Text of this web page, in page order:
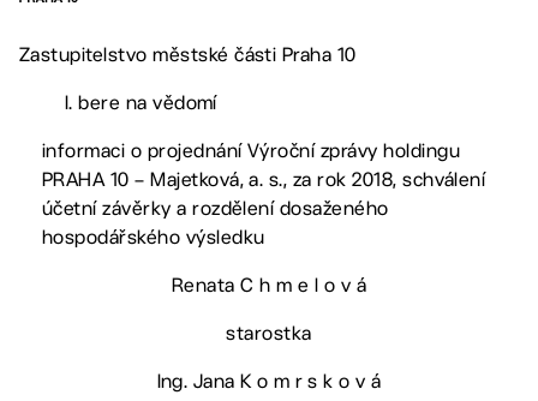
Zastupitelstvo městské části Praha 10
I. bere na vědomí
informaci o projednání Výroční zprávy holdingu
PRAHA 10 – Majetková, a. s., za rok 2018, schválení
účetní závěrky a rozdělení dosaženého
hospodářského výsledku
Renata C h m e l o v á
starostka
Ing. Jana K o m r s k o v á